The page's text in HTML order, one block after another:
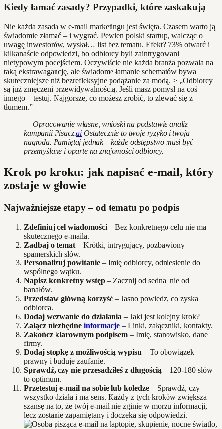
Kiedy łamać zasady? Przypadki, które zaskakują
Nie każda zasada w e-mail marketingu jest święta. Czasem warto ją
świadomie złamać – i wygrać. Pewien polski startup, walcząc o
uwagę inwestorów, wysłał… list bez tematu. Efekt? 73% otwarć i
kilkanaście odpowiedzi, bo odbiorcy byli zaintrygowani
nietypowym podejściem. Oczywiście nie każda branża pozwala na
taką ekstrawagancję, ale świadome łamanie schematów bywa
skuteczniejsze niż bezrefleksyjne podążanie za modą. > „Odbiorcy
są już zmęczeni przewidywalnością. Jeśli masz pomysł na coś
innego – testuj. Najgorsze, co możesz zrobić, to zlewać się z
tłumem.”
— Opracowanie własne, wnioski na podstawie analiz
kampanii Pisacz.ai Ostatecznie to twoje ryzyko i twoja
nagroda. Pamiętaj jednak – każde odstępstwo musi być
przemyślane i oparte na znajomości odbiorcy.
Krok po kroku: jak napisać e-mail, który
zostaje w głowie
Najważniejsze etapy – od tematu po podpis
Zdefiniuj cel wiadomości – Bez konkretnego celu nie ma
skutecznego e-maila.
Zadbaj o temat – Krótki, intrygujący, pozbawiony
spamerskich słów.
Personalizuj powitanie – Imię odbiorcy, odniesienie do
wspólnego wątku.
Napisz konkretny wstęp – Zacznij od sedna, nie od
banałów.
Przedstaw główną korzyść – Jasno powiedz, co zyska
odbiorca.
Dodaj wezwanie do działania – Jaki jest kolejny krok?
Załącz niezbędne informacje – Linki, załączniki, kontakty.
Zakończ klarownym podpisem – Imię, stanowisko, dane
firmy.
Dodaj stopkę z możliwością wypisu – To obowiązek
prawny i buduje zaufanie.
Sprawdź, czy nie przesadziłeś z długością – 120-180 słów
to optimum.
Przetestuj e-mail na sobie lub koledze – Sprawdź, czy
wszystko działa i ma sens. Każdy z tych kroków zwiększa
szansę na to, że twój e-mail nie zginie w morzu informacji,
lecz zostanie zapamiętany i doczeka się odpowiedzi.